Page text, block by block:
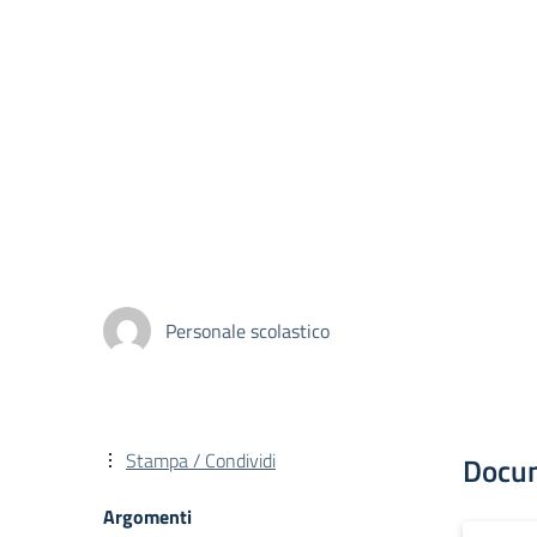
Personale scolastico
Stampa / Condividi
Argomenti